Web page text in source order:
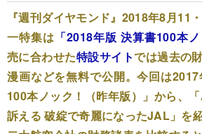
『週刊ダイヤモンド』2018年8月11
一特集は 「2018年版 決算書100本ノ
売に合わせた特設サイトでは過去の
漫画などを無料で公開。今回は
100本ノック！（昨年版）」から、
訴える 破綻で奇麗になったJAL」を